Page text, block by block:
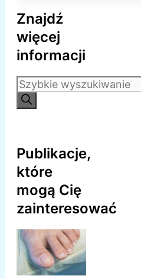
Znajdź
więcej
informacji
Szukaj:
Publikacje,
które
mogą Cię
zainteresować